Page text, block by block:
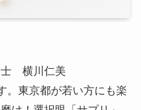
士 横川仁美
。東京都が若い方にも楽